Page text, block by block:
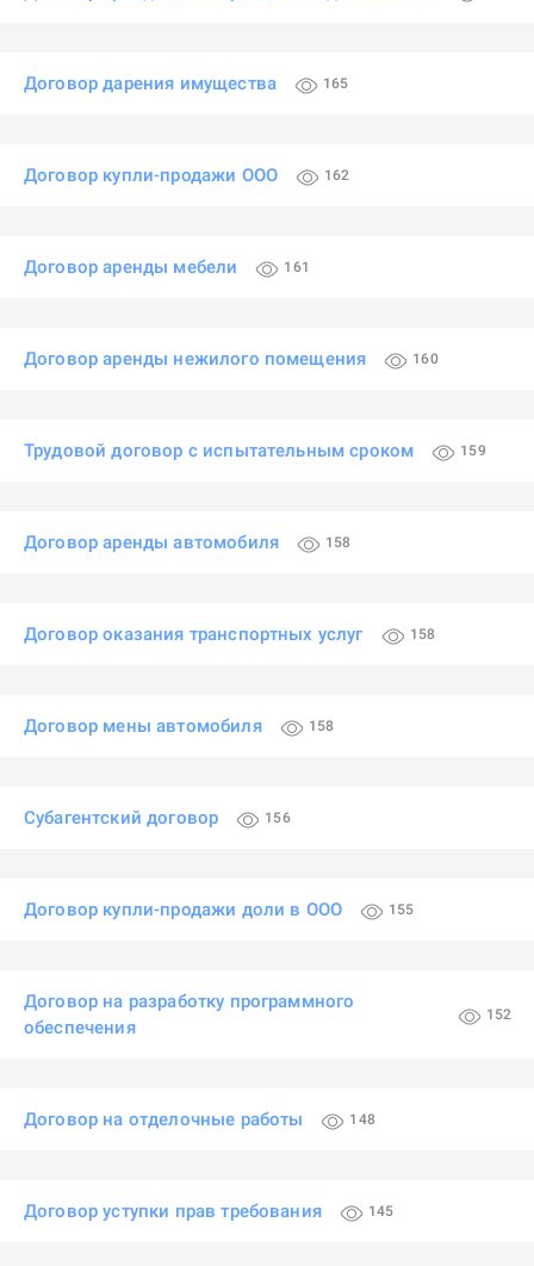
Договор дарения имущества 165
Договор купли-продажи ООО 162
Договор аренды мебели 161
Договор аренды нежилого помещения 160
Трудовой договор с испытательным сроком 159
Договор аренды автомобиля 158
Договор оказания транспортных услуг 158
Договор мены автомобиля 158
Субагентский договор 156
Договор купли-продажи доли в ООО 155
Договор на разработку программного
обеспечения
152
Договор на отделочные работы 148
Договор уступки прав требования 145